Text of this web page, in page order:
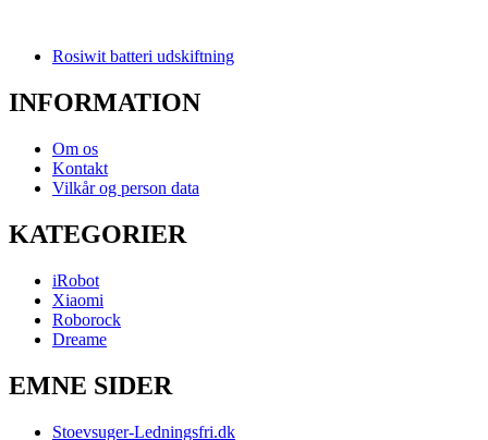
Rosiwit batteri udskiftning
INFORMATION
Om os
Kontakt
Vilkår og person data
KATEGORIER
iRobot
Xiaomi
Roborock
Dreame
EMNE SIDER
Stoevsuger-Ledningsfri.dk